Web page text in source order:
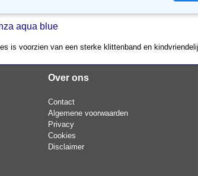
aqua blue
is voorzien van een sterke klittenband en
Over ons
Contact
Algemene voorwaarden
Privacy
Cookies
Disclaimer